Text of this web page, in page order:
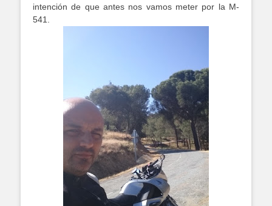
intención de que antes nos vamos meter por la M-
541.